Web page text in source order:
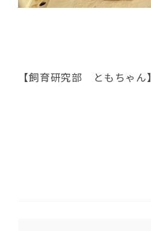
【飼育研究部 ともちゃん】